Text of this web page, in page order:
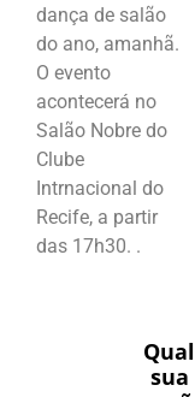
dança de salão
do ano, amanhã.
O evento
acontecerá no
Salão Nobre do
Clube
Intrnacional do
Recife, a partir
das 17h30. .
Qual
sua